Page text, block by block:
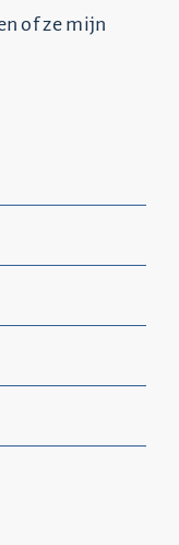
of ze mijn